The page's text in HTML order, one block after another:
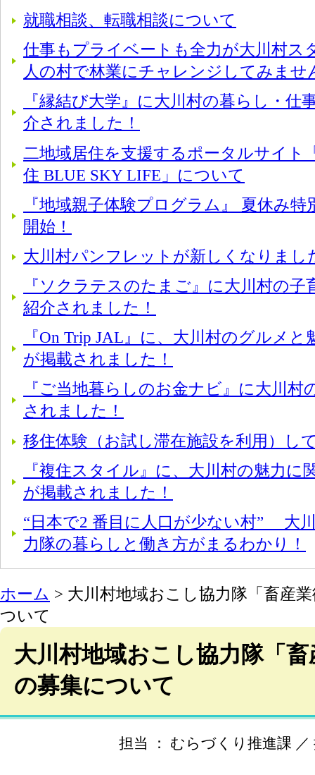
就職相談、転職相談について
仕事もプライベートも全力が大川村ス
人の村で林業にチャレンジしてみませ
『縁結び大学』に大川村の暮らし・仕
介されました！
二地域居住を支援するポータルサイト
住 BLUE SKY LIFE」について
『地域親子体験プログラム』 夏休み
開始！
大川村パンフレットが新しくなりまし
『ソクラテスのたまご』に大川村の子
紹介されました！
『On Trip JAL』に、大川村のグルメ
が掲載されました！
『ご当地暮らしのお金ナビ』に大川村
されました！
移住体験（お試し滞在施設を利用）し
『複住スタイル』に、大川村の魅力に
が掲載されました！
“日本で2 番目に人口が少ない村” 大
力隊の暮らしと働き方がまるわかり！
ホーム > 大川村地域おこし協力隊「畜産
ついて
大川村地域おこし協力隊「
の募集について
担当 ： むらづくり推進課 ／